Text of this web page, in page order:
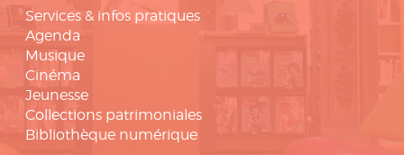
Services & infos pratiques
Agenda
Musique
Cinéma
Jeunesse
Collections patrimoniales
Bibliothèque numérique